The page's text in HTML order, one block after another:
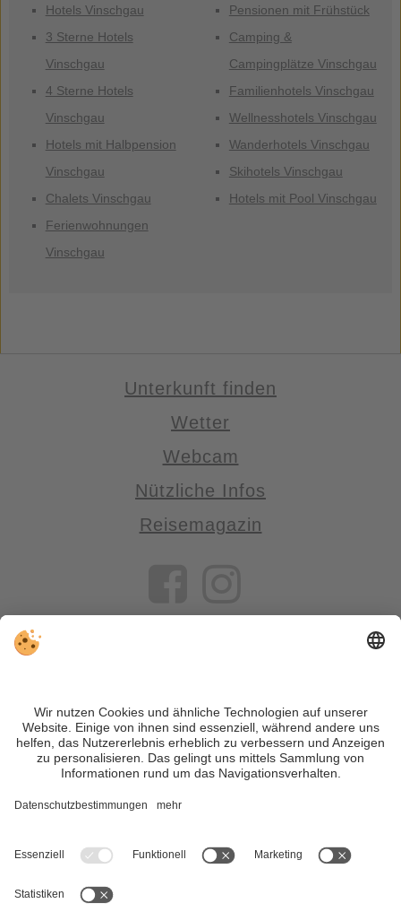
Hotels Vinschgau
3 Sterne Hotels
Vinschgau
4 Sterne Hotels
Vinschgau
Hotels mit Halbpension
Vinschgau
Chalets Vinschgau
Ferienwohnungen
Vinschgau
Pensionen mit Frühstück
Camping &
Campingplätze Vinschgau
Familienhotels Vinschgau
Wellnesshotels Vinschgau
Wanderhotels Vinschgau
Skihotels Vinschgau
Hotels mit Pool Vinschgau
Unterkunft finden
Wetter
Webcam
Nützliche Infos
Reisemagazin
VIVOSüdtirol ist das Reiseportal für alle, die Südtirol nicht nur
besuchen, sondern wirklich erleben wollen – inklusive Tipps,
tollen Unterkünften und Angeboten.
Trotz genauer Arbeit und ständigem Aktualisieren der Inhalte,
Informieren Sie sich sicherheitshalber nochmals beim